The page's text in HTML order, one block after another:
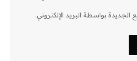
الجديدة بواسطة البريد الإلكتروني.